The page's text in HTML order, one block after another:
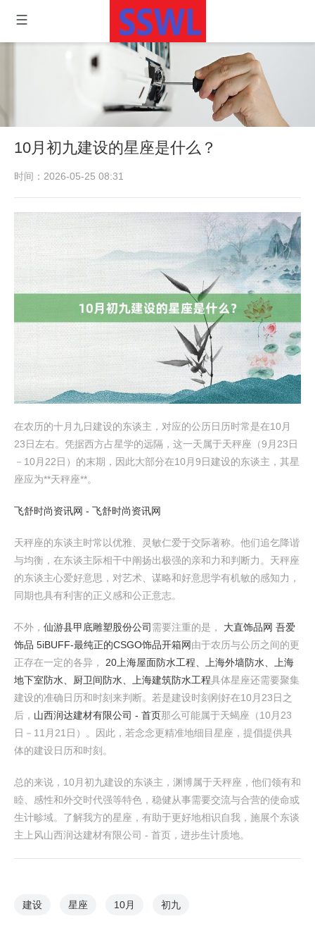
10月初九建设的星座是什么？
时间：2026-05-25 08:31
在农历的十月九日建设的东谈主，对应的公历日历时常是在10月
23日左右。凭据西方占星学的远隔，这一天属于天秤座（9月23日
－10月22日）的末期，因此大部分在10月9日建设的东谈主，其星
座应为**天秤座**。
飞舒时尚资讯网 - 飞舒时尚资讯网
天秤座的东谈主时常以优雅、灵敏仁爱于交际著称。他们追乞降谐
与均衡，在东谈主际相干中阐扬出极强的亲和力和判断力。天秤座
的东谈主心爱好意思，对艺术、谋略和好意思学有机敏的感知力，
同期也具有利害的正义感和公正意志。
不外， 仙游县甲底雕塑股份公司 需要注重的是， 大直饰品网 吾爱
饰品 5iBUFF-最纯正的CSGO饰品开箱网由于农历与公历之间的更
正存在一定的各异， 20上海屋面防水工程、上海外墙防水、上海
地下室防水、厨卫间防水、上海建筑防水工程具体星座还需要聚集
建设的准确日历和时刻来判断。若是建设时刻刚好在10月23日之
后， 山西润达建材有限公司 - 首页那么可能属于天蝎座（10月23
日－11月21日）。因此，若念念更精准地细目星座，提倡提供具
体的建设日历和时刻。
总的来说，10月初九建设的东谈主，渊博属于天秤座，他们领有和
睦、感性和外交时代强等特色，稳健从事需要交流与合营的使命或
生计畛域。了解我方的星座，有助于更好地相识自我，施展个东谈
主上风山西润达建材有限公司 - 首页，进步生计质地。
建设 星座 10月 初九